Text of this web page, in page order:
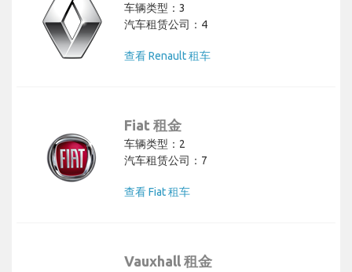
车辆类型：3
汽车租赁公司：4
查看 Renault 租车
Fiat 租金
车辆类型：2
汽车租赁公司：7
查看 Fiat 租车
Vauxhall 租金